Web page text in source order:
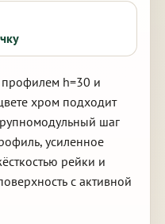
профилем h=30 и
хром подходит
шаг
усиленное
рейки и
с активной